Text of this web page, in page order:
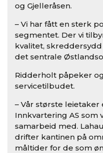
og Gjelleråsen.
– Vi har fått en sterk
segmentet. Der vi
kvalitet,
det sentrale
Ridderholt påpeker
servicetilbudet.
– Vår største
Innkvartering AS som
samarbeid med.
drifter kantinen på
måltider for de som